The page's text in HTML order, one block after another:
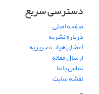
دسترسی سریع
صفحه اصلی
درباره نشریه
اعضای هیات تحریریه
ارسال مقاله
تماس با ما
نقشه سایت